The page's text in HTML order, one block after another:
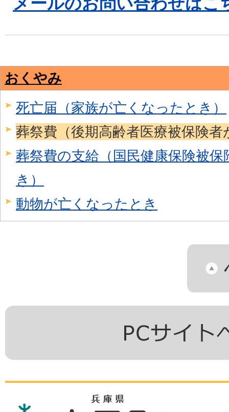
おくやみ
死亡届（家族が亡くなったとき）
葬祭費（後期高齢者医療被保険
葬祭費の支給（国民健康保険被
き）
動物が亡くなったとき
兵